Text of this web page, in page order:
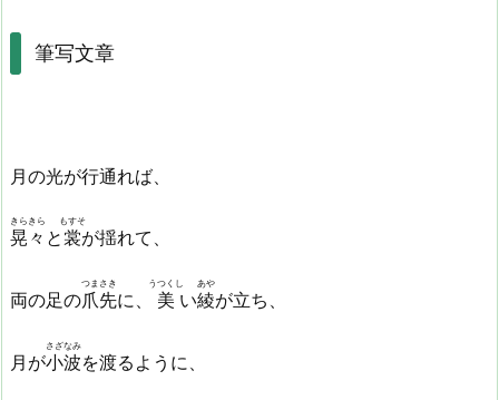
筆写文章
月の光が行通れば、
晃々
きらきら
と 裳
もすそ
が揺れて、
両の足の爪先
つまさき
に、 美
うつくし
い綾
あや
が立ち、
月が小波
さざなみ
を渡るように、